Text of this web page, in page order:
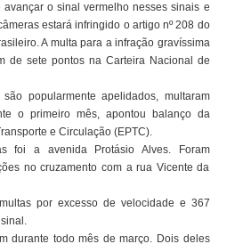
avançar o sinal vermelho nesses sinais e
estará infringido o artigo nº 208 do
A multa para a infração gravíssima
de sete pontos na Carteira Nacional de
popularmente apelidados, multaram
o primeiro mês, apontou balanço da
e Circulação (EPTC).
foi a avenida Protásio Alves. Foram
no cruzamento com a rua Vicente da
por excesso de velocidade e 367
durante todo mês de março. Dois deles